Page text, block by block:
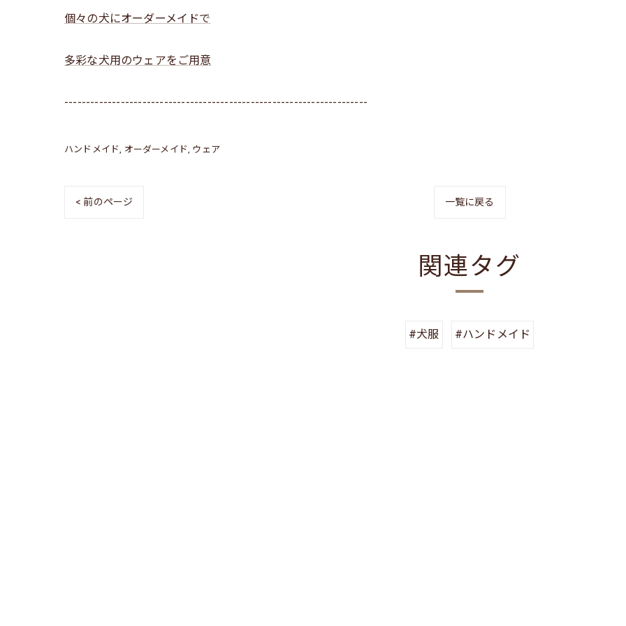
個々の犬にオーダーメイドで
多彩な犬用のウェアをご用意
----------------------------------------------------------------------
ハンドメイド オーダーメイド ウェア
< 前のページ 一覧に戻る
関連タグ
#犬服 #ハンドメイド